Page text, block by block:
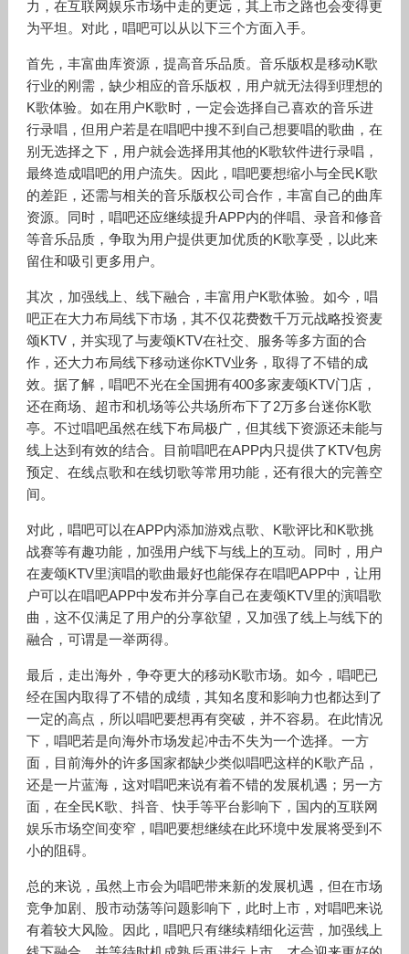
力，在互联网娱乐市场中走的更远，其上市之路也会变得更
为平坦。对此，唱吧可以从以下三个方面入手。
首先，丰富曲库资源，提高音乐品质。音乐版权是移动K歌
行业的刚需，缺少相应的音乐版权，用户就无法得到理想的
K歌体验。如在用户K歌时，一定会选择自己喜欢的音乐进
行录唱，但用户若是在唱吧中搜不到自己想要唱的歌曲，在
别无选择之下，用户就会选择用其他的K歌软件进行录唱，
最终造成唱吧的用户流失。因此，唱吧要想缩小与全民K歌
的差距，还需与相关的音乐版权公司合作，丰富自己的曲库
资源。同时，唱吧还应继续提升APP内的伴唱、录音和修音
等音乐品质，争取为用户提供更加优质的K歌享受，以此来
留住和吸引更多用户。
其次，加强线上、线下融合，丰富用户K歌体验。如今，唱
吧正在大力布局线下市场，其不仅花费数千万元战略投资麦
颂KTV，并实现了与麦颂KTV在社交、服务等多方面的合
作，还大力布局线下移动迷你KTV业务，取得了不错的成
效。据了解，唱吧不光在全国拥有400多家麦颂KTV门店，
还在商场、超市和机场等公共场所布下了2万多台迷你K歌
亭。不过唱吧虽然在线下布局极广，但其线下资源还未能与
线上达到有效的结合。目前唱吧在APP内只提供了KTV包房
预定、在线点歌和在线切歌等常用功能，还有很大的完善空
间。
对此，唱吧可以在APP内添加游戏点歌、K歌评比和K歌挑
战赛等有趣功能，加强用户线下与线上的互动。同时，用户
在麦颂KTV里演唱的歌曲最好也能保存在唱吧APP中，让用
户可以在唱吧APP中发布并分享自己在麦颂KTV里的演唱歌
曲，这不仅满足了用户的分享欲望，又加强了线上与线下的
融合，可谓是一举两得。
最后，走出海外，争夺更大的移动K歌市场。如今，唱吧已
经在国内取得了不错的成绩，其知名度和影响力也都达到了
一定的高点，所以唱吧要想再有突破，并不容易。在此情况
下，唱吧若是向海外市场发起冲击不失为一个选择。一方
面，目前海外的许多国家都缺少类似唱吧这样的K歌产品，
还是一片蓝海，这对唱吧来说有着不错的发展机遇；另一方
面，在全民K歌、抖音、快手等平台影响下，国内的互联网
娱乐市场空间变窄，唱吧要想继续在此环境中发展将受到不
小的阻碍。
总的来说，虽然上市会为唱吧带来新的发展机遇，但在市场
竞争加剧、股市动荡等问题影响下，此时上市，对唱吧来说
有着较大风险。因此，唱吧只有继续精细化运营，加强线上